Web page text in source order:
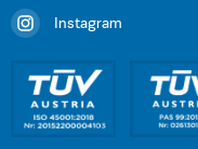
Instagram